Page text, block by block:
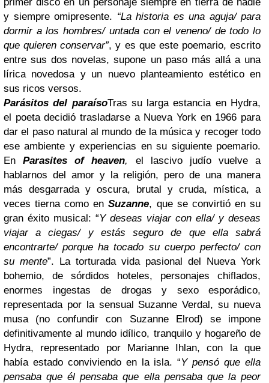
y siempre omipresente. “La historia es una aguja/ para
dormir a los hombres/ untada con el veneno/ de todo lo
que quieren conservar”, y es que este poemario, escrito
entre sus dos novelas, supone un paso más allá a una
lírica novedosa y un nuevo planteamiento estético en
sus ricos versos.
Parásitos del paraísoTras su larga estancia en Hydra,
el poeta decidió trasladarse a Nueva York en 1966 para
dar el paso natural al mundo de la música y recoger todo
ese ambiente y experiencias en su siguiente poemario.
EnParasites of heaven, el lascivo judío vuelve a
hablarnos del amor y la religión, pero de una manera
más desgarrada y oscura, brutal y cruda, mística, a
veces tierna como enSuzanne, que se convirtió en su
gran éxito musical: “Y deseas viajar con ella/ y deseas
viajar a ciegas/ y estás seguro de que ella sabrá
encontrarte/ porque ha tocado su cuerpo perfecto/ con
su mente”. La torturada vida pasional del Nueva York
bohemio, de sórdidos hoteles, personajes chiflados,
enormes ingestas de drogas y sexo esporádico,
representada por la sensual Suzanne Verdal, su nueva
musa (no confundir con Suzanne Elrod) se impone
definitivamente al mundo idílico, tranquilo y hogareño de
Hydra, representado por Marianne Ihlan, con la que
había estado conviviendo en la isla. “Y pensó que ella
pensaba que él pensaba que ella pensaba que la peor